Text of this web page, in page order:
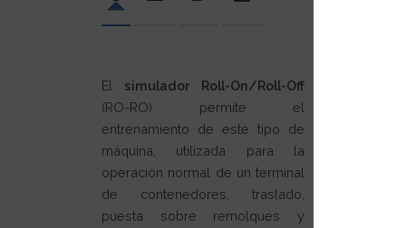
El simulador Roll-On/Roll-Off
(RO-RO) permite el
entrenamiento de este tipo de
máquina, utilizada para la
operación normal de un terminal
de contenedores, traslado,
puesta sobre remolques y